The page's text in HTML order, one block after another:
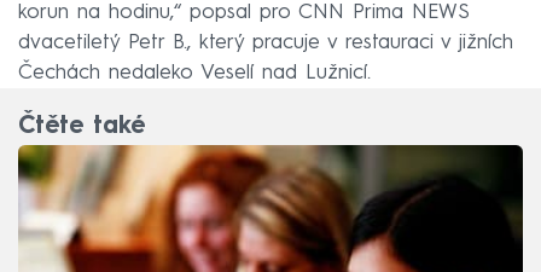
korun na hodinu,“ popsal pro CNN Prima NEWS
dvacetiletý Petr B., který pracuje v restauraci v jižních
Čechách nedaleko Veselí nad Lužnicí.
Čtěte také